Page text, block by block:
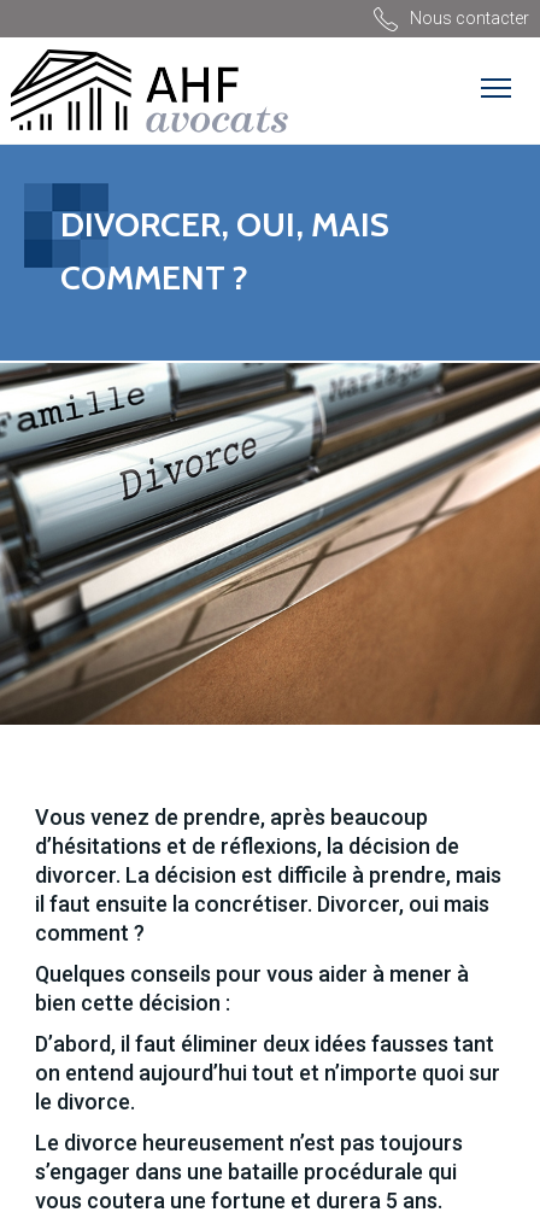
Nous contacter
DIVORCER, OUI, MAIS
COMMENT ?
Vous venez de prendre, après beaucoup
d’hésitations et de réflexions, la décision de
divorcer. La décision est difficile à prendre, mais
il faut ensuite la concrétiser. Divorcer, oui mais
comment ?
Quelques conseils pour vous aider à mener à
bien cette décision :
D’abord, il faut éliminer deux idées fausses tant
on entend aujourd’hui tout et n’importe quoi sur
le divorce.
Le divorce heureusement n’est pas toujours
s’engager dans une bataille procédurale qui
vous coutera une fortune et durera 5 ans.